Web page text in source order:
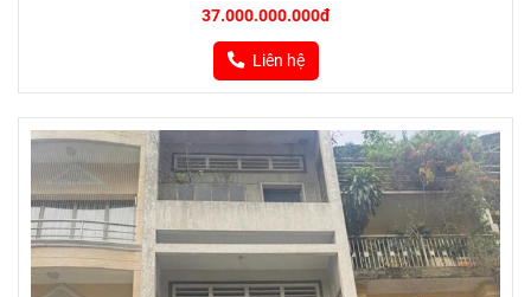
37.000.000.000đ
Liên hệ